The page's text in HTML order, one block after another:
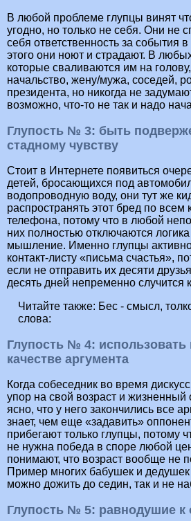
В любой проблеме глупцы винят
угодно, но только не себя. Они не
себя ответственность за события
этого они ноют и страдают. В
которые сваливаются им на
начальство, жену/мужа, соседей,
президента, но никогда не
возможно, что-то не так и надо
Глупость № 3: быть
стадному чувству
Стоит в Интернете появиться
детей, бросающихся под
водопроводную воду, они тут же
распространять этот бред по всем
телефона, потому что в любой
них полностью отключаются
мышление. Именно глупцы
контакт-листу «письма счастья»,
если не отправить их десяти
десять дней непременно случится
Читайте также: Бес - смысл,
слова:
Глупость № 4: использовать
качестве аргумента
Когда собеседник во время
упор на свой возраст и жизненный
ясно, что у него закончились все
знает, чем еще «задавить»
прибегают только глупцы, потому
не нужна победа в споре любой
понимают, что возраст вообще не
Пример многих бабушек и дедушек
можно дожить до седин, так и не
Глупость № 5: равнодушие